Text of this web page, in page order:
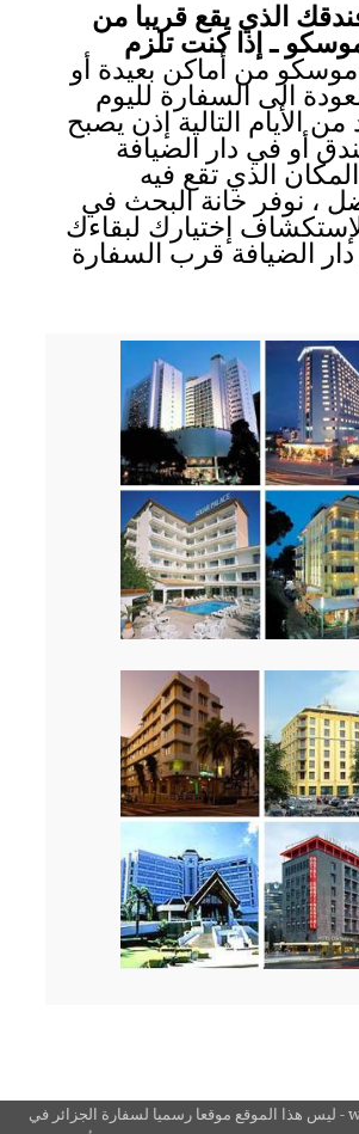
الذي يقع قريبا من
ـ إذا كنت تلزم
موسكو من أماكن بعيدة أو
الى السفارة لليوم
من الأيام التالية إذن يصبح
أو في دار الضيافة
الذي تقع فيه
، نوفر خانة البحث في
لإستكشاف إختيارك لبقاءك
الضيافة قرب السفارة
www.arab-states.com - ليس هذا الموقع موقعا رسميا لسفارة الجزائر في